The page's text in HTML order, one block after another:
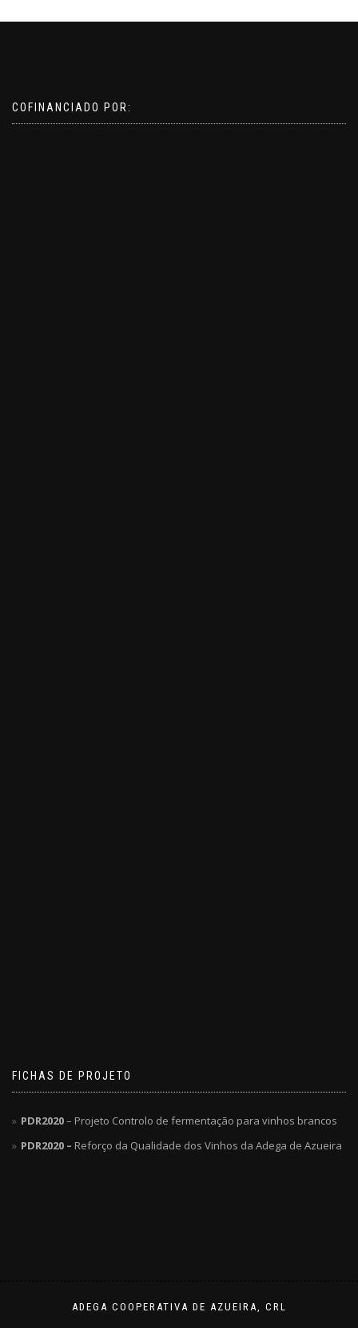
COFINANCIADO POR:
FICHAS DE PROJETO
PDR2020– Projeto Controlo de fermentação para vinhos brancos
PDR2020 – Reforço da Qualidade dos Vinhos da Adega de Azueira
ADEGA COOPERATIVA DE AZUEIRA, CRL